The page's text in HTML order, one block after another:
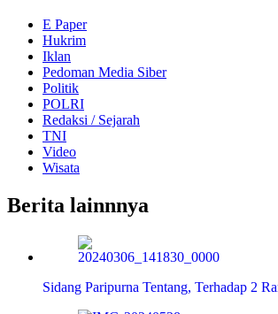
E Paper
Hukrim
Iklan
Pedoman Media Siber
Politik
POLRI
Redaksi / Sejarah
TNI
Video
Wisata
Berita lainnnya
Sidang Paripurna Tentang, Terhadap 2